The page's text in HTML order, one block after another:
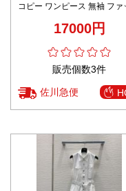
コピー ワンピース 無袖 ファ
17000円
販売個数3件
佐川急便